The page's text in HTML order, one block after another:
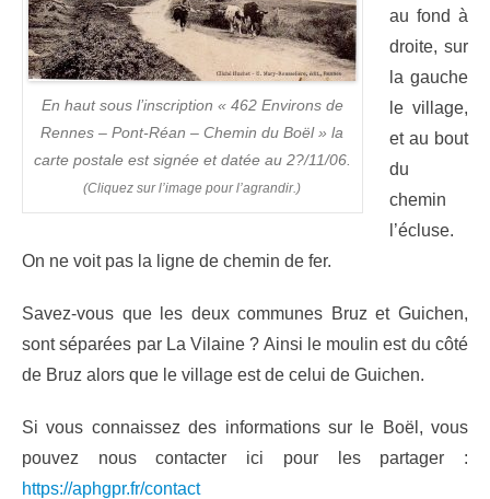
En haut sous l’inscription « 462 Environs de
Rennes – Pont-Réan – Chemin du Boël » la
carte postale est signée et datée au 2?/11/06.
(Cliquez sur l’image pour l’agrandir.)
au fond à
droite, sur
la gauche
le village,
et au bout
du
chemin
l’écluse.
On ne voit pas la ligne de chemin de fer.
Savez-vous que les deux communes Bruz et Guichen,
sont séparées par La Vilaine ? Ainsi le moulin est du côté
de Bruz alors que le village est de celui de Guichen.
Si vous connaissez des informations sur le Boël, vous
pouvez nous contacter ici pour les partager :
https://aphgpr.fr/contact